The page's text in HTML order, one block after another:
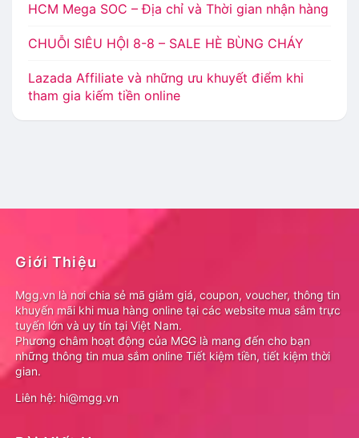
HCM Mega SOC – Địa chỉ và Thời gian nhận hàng
CHUỖI SIÊU HỘI 8-8 – SALE HÈ BÙNG CHÁY
Lazada Affiliate và những ưu khuyết điểm khi
tham gia kiếm tiền online
Giới Thiệu
Mgg.vn là nơi chia sẻ mã giảm giá, coupon, voucher, thông tin
khuyến mãi khi mua hàng online tại các website mua sắm trực
tuyến lớn và uy tín tại Việt Nam.
Phương châm hoạt động của MGG là mang đến cho bạn
những thông tin mua sắm online Tiết kiệm tiền, tiết kiệm thời
gian.
Liên hệ: hi@mgg.vn